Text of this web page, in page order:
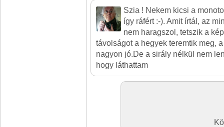
Szia ! Nekem kicsi a
így ráfért :-). Amit írtál, az
nem haragszol, tetszik a
távolságot a hegyek teremtik meg,
nagyon jó.De a sirály nélkül nem
hogy láthattam